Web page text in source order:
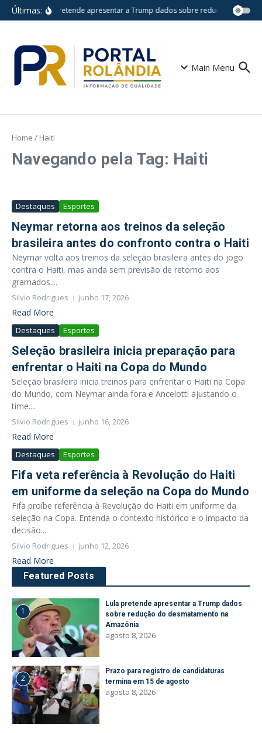
Ir para o conteúdo
Últimas:Lula pretende apresentar a Trump dados sobre redução do
Main Menu
Home / Haiti
Navegando pela Tag: Haiti
Destaques Esportes
Neymar retorna aos treinos da seleção
brasileira antes do confronto contra o Haiti
Neymar volta aos treinos da seleção brasileira antes do jogo
contra o Haiti, mas ainda sem previsão de retorno aos
gramados....
Silvio Rodrigues junho 17, 2026
Read More
Destaques Esportes
Seleção brasileira inicia preparação para
enfrentar o Haiti na Copa do Mundo
Seleção brasileira inicia treinos para enfrentar o Haiti na Copa
do Mundo, com Neymar ainda fora e Ancelotti ajustando o
time....
Silvio Rodrigues junho 16, 2026
Read More
Destaques Esportes
Fifa veta referência à Revolução do Haiti
em uniforme da seleção na Copa do Mundo
Fifa proíbe referência à Revolução do Haiti em uniforme da
seleção na Copa. Entenda o contexto histórico e o impacto da
decisão....
Silvio Rodrigues junho 12, 2026
Read More
Featured Posts
1
Lula pretende apresentar a Trump dados
sobre redução do desmatamento na
Amazônia
agosto 8, 2026
2
Prazo para registro de candidaturas
termina em 15 de agosto
agosto 8, 2026